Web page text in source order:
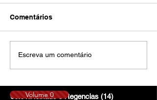
Comentários
Escreva um comentário
00.01.Reinado e Regencias (14)
Volume 0